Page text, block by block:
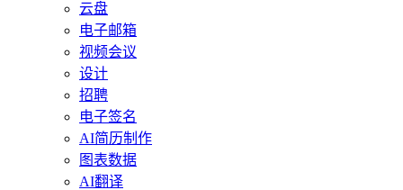
云盘
电子邮箱
视频会议
设计
招聘
电子签名
AI简历制作
图表数据
AI翻译